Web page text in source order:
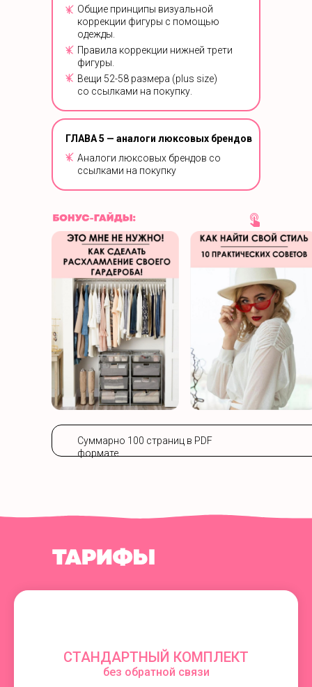
Вещи 52-58 размера (plus size)
со ссылками на покупку.
Общие принципы визуальной
коррекции фигуры с помощью
одежды.
Правила коррекции нижней трети
фигуры.
Аналоги люксовых брендов со
ссылками на покупку
ГЛАВА 5 — аналоги люксовых брендов
Суммарно 100 страниц в PDF
формате
СТАНДАРТНЫЙ КОМПЛЕКТ
без обратной связи